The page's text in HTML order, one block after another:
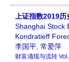
上证指数2019
Shanghai Stock
Kondratieff
李国平 常爱萍
财富涌现与流转